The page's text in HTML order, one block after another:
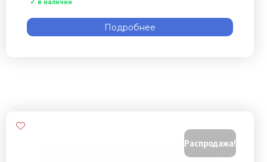
Подробнее
Распродажа!